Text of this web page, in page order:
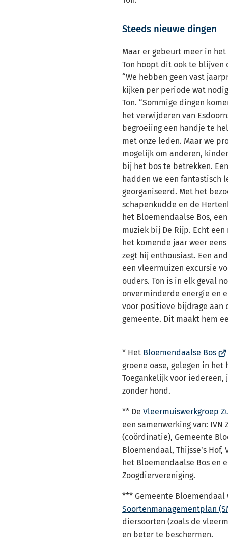
Steeds nieuwe dingen
Maar er gebeurt meer in
Ton hoopt dit ook te blijven
“We hebben geen vast
kijken per periode wat
Ton. “Sommige dingen
het verwijderen van
begroeiing een handje te
met onze leden. Maar we
mogelijk om anderen,
bij het bos te betrekken.
hadden we een fantastisch
georganiseerd. Met het
schapenkudde en de
het Bloemendaalse Bos,
muziek bij De Rijp. Echt
het komende jaar weer
zegt hij enthousiast. Een
een vleermuizen excursie
ouders. Ton is in elk geval
onverminderde energie en
voor positieve bijdrage aan
gemeente. Dit maakt hem
* Het Bloemendaalse Bos
groene oase, gelegen in
Toegankelijk voor iedereen,
zonder hond.
** De Vleermuiswerkgroep
een samenwerking van:
(coördinatie), Gemeente
Bloemendaal, Thijsse’s
het Bloemendaalse Bos en
Zoogdiervereniging.
*** Gemeente Bloemendaal
Soortenmanagementplan
diersoorten (zoals de
en beter te beschermen.